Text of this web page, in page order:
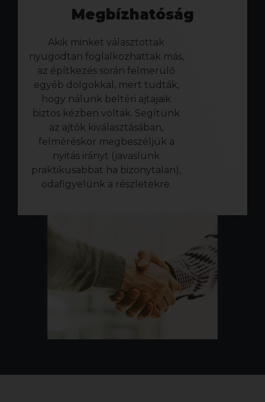
Megbízhatóság
Akik minket választottak
nyugodtan foglalkozhattak más,
az építkezés során felmerülő
egyéb dolgokkal, mert tudták,
hogy nálunk beltéri ajtajaik
biztos kézben voltak. Segítünk
az ajtók kiválasztásában,
felméréskor megbeszéljük a
nyitás irányt (javaslunk
praktikusabbat ha bizonytalan),
odafigyelünk a részletekre.